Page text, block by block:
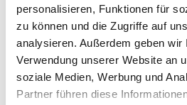
personalisieren, Funktionen für
zu können und die Zugriffe auf
analysieren. Außerdem geben
Verwendung unserer Website an
soziale Medien, Werbung und
Partner führen diese
Fahrzeug-Suche für AT-
Oder einfachim Chatnachfragen.
Hersteller/EU